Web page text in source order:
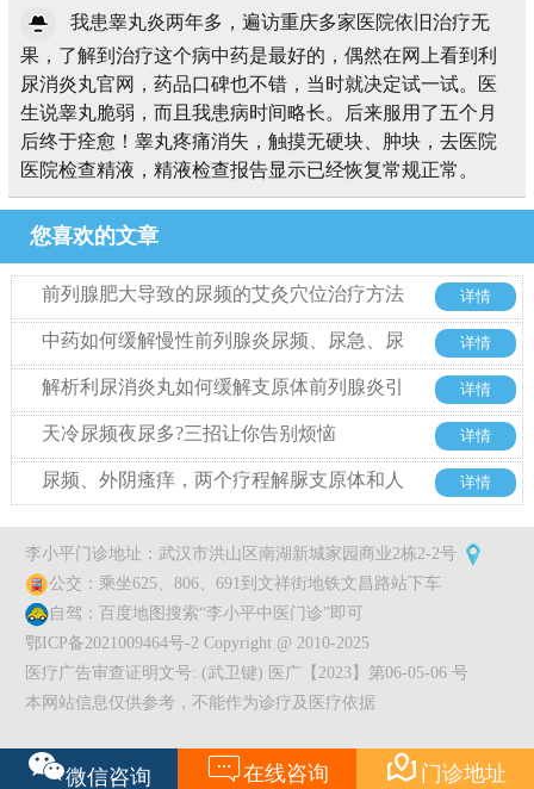
我患睾丸炎两年多，遍访重庆多家医院依旧治疗无
果，了解到治疗这个病中药是最好的，偶然在网上看到利
尿消炎丸官网，药品口碑也不错，当时就决定试一试。医
生说睾丸脆弱，而且我患病时间略长。后来服用了五个月
后终于痊愈！睾丸疼痛消失，触摸无硬块、肿块，去医院
医院检查精液，精液检查报告显示已经恢复常规正常。
您喜欢的文章
前列腺肥大导致的尿频的艾灸穴位治疗方法 详情
中药如何缓解慢性前列腺炎尿频、尿急、尿
痛？
详情
解析利尿消炎丸如何缓解支原体前列腺炎引
起的尿频尿急
详情
天冷尿频夜尿多?三招让你告别烦恼 详情
尿频、外阴瘙痒，两个疗程解脲支原体和人
详情
李小平门诊地址：武汉市洪山区南湖新城家园商业2栋2-2号
公交：乘坐625、806、691到文祥街地铁文昌路站下车
自驾：百度地图搜索“李小平中医门诊”即可
鄂ICP备2021009464号-2 Copyright @ 2010-2025
医疗广告审查证明文号: (武卫键) 医广【2023】第06-05-06 号
本网站信息仅供参考，不能作为诊疗及医疗依据
微信咨询 在线咨询  门诊地址